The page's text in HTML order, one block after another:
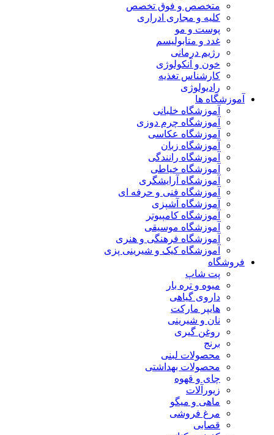
متخصص و فوق تخصص
کلیه و مجاری ادراری
پوست و مو
غدد و متابولیسم
رژیم درمانی
خون و آنکولوژی
کارشناس تغذیه
رادیولوژی
آموزشگاه ها
آموزشگاه خلبانی
آموزشگاه چرم دوزی
آموزشگاه عکاسی
آموزشگاه زبان
آموزشگاه رانندگی
آموزشگاه خیاطی
آموزشگاه آرایشگری
آموزشگاه فنی و حرفه ای
آموزشگاه آشپزی
آموزشگاه کامپیوتر
آموزشگاه موسیقی
آموزشگاه فرهنگی و هنری
آموزشگاه کیک و شیرینی پزی
فروشگاه
پت شاپ
میوه و تره بار
داروی گیاهی
هایپر مارکت
نان و شیرینی
روغن گیری
برنج
محصولات لبنی
محصولات بهداشتی
چای و قهوه
زیورآلات
ماهی و میگو
مرغ فروشی
قصابی